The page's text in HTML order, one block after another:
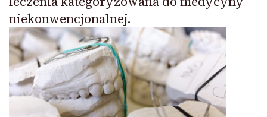
niekonwencjonalnej.